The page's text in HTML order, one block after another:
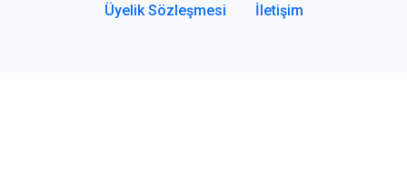
Üyelik Sözleşmesi İletişim